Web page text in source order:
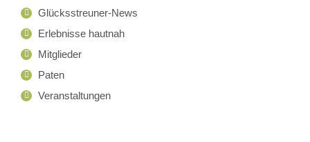
Glücksstreuner-News
Erlebnisse hautnah
Mitglieder
Paten
Veranstaltungen